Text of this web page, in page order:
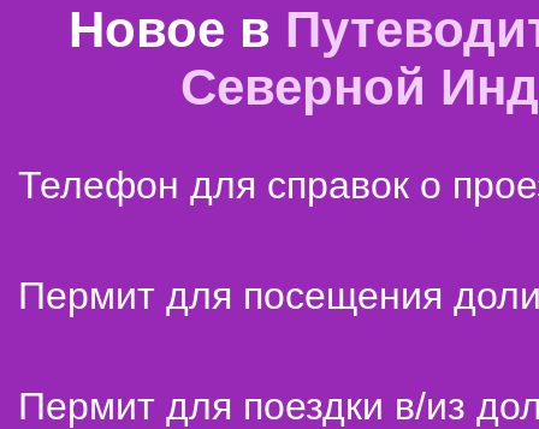
Новое в
Северной
Телефон для справок о
Пермит для посещения
Пермит для поездки в/из